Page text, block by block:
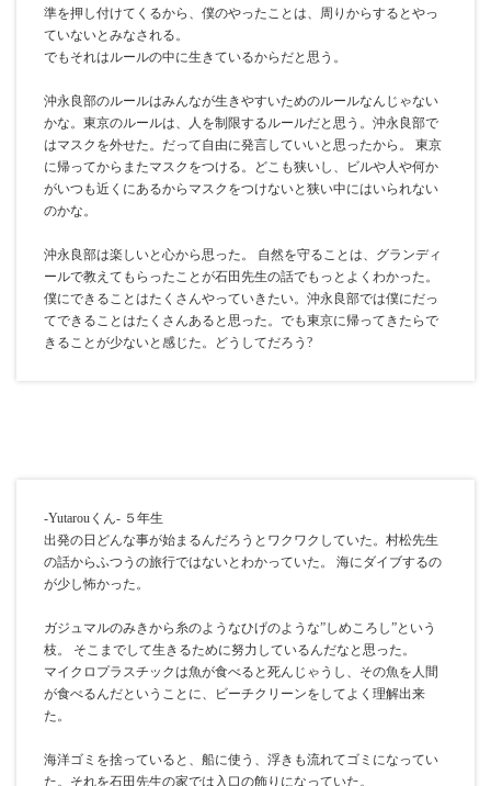
準を押し付けてくるから、僕のやったことは、周りからするとやっ
ていないとみなされる。
でもそれはルールの中に生きているからだと思う。
沖永良部のルールはみんなが生きやすいためのルールなんじゃない
かな。東京のルールは、人を制限するルールだと思う。沖永良部で
はマスクを外せた。だって自由に発言していいと思ったから。 東京
に帰ってからまたマスクをつける。どこも狭いし、ビルや人や何か
がいつも近くにあるからマスクをつけないと狭い中にはいられない
のかな。
沖永良部は楽しいと心から思った。 自然を守ることは、グランディ
ールで教えてもらったことが石田先生の話でもっとよくわかった。
僕にできることはたくさんやっていきたい。沖永良部では僕にだっ
てできることはたくさんあると思った。でも東京に帰ってきたらで
きることが少ないと感じた。どうしてだろう?
-Yutarouくん- ５年生
出発の日どんな事が始まるんだろうとワクワクしていた。村松先生
の話からふつうの旅行ではないとわかっていた。 海にダイブするの
が少し怖かった。
ガジュマルのみきから糸のようなひげのような”しめころし”という
枝。 そこまでして生きるために努力しているんだなと思った。
マイクロプラスチックは魚が食べると死んじゃうし、その魚を人間
が食べるんだということに、ビーチクリーンをしてよく理解出来
た。
海洋ゴミを捨っていると、船に使う、浮きも流れてゴミになってい
た。それを石田先生の家では入口の飾りになっていた。